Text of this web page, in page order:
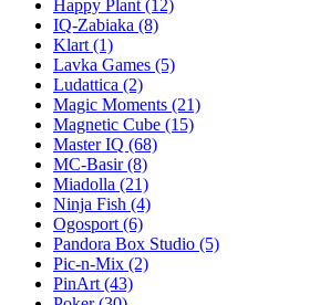
Happy Plant (12)
IQ-Zabiaka (8)
Klart (1)
Lavka Games (5)
Ludattica (2)
Magic Moments (21)
Magnetic Cube (15)
Master IQ (68)
MC-Basir(8)
Miadolla (21)
Ninja Fish (4)
Ogosport (6)
Pandora Box Studio (5)
Pic-n-Mix (2)
PinArt (43)